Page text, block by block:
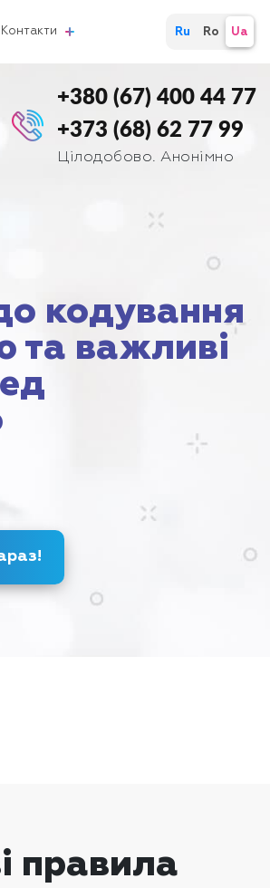
Контакти Ru Ro Ua
+380 (67) 400 44 77
+373 (68) 62 77 99
Цілодобово. Анонімно
кодування
та важливі
!
правила